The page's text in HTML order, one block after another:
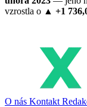
vzrostla o ▲ +1
O nás Kontakt